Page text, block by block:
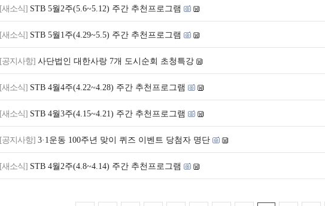
[새소식] STB 5월2주(5.6~5.12) 주간 추천프로그램
[새소식] STB 5월1주(4.29~5.5) 주간 추천프로그램
[공지사항] 사단법인 대한사랑 7개 도시순회 초청특강
[새소식] STB 4월4주(4.22~4.28) 주간 추천프로그램
[새소식] STB 4월3주(4.15~4.21) 주간 추천프로그램
[공지사항] 3·1운동 100주년 맞이 퀴즈 이벤트 당첨자 명단
[새소식] STB 4월2주(4.8~4.14) 주간 추천프로그램